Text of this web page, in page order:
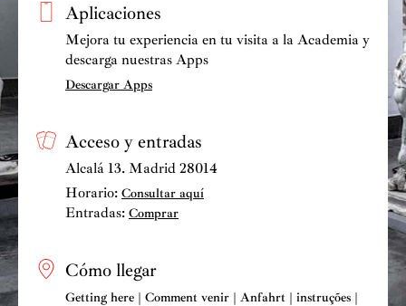
Aplicaciones
Mejora tu experiencia en tu visita a la Academia y
descarga nuestras Apps
Descargar Apps
Acceso y entradas
Alcalá 13. Madrid 28014
Horario: Consultar aquí
Entradas: Comprar
Cómo llegar
Getting here | Comment venir | Anfahrt | instruções |